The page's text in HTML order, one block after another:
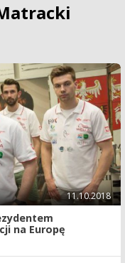
11.10.2018
na Europę